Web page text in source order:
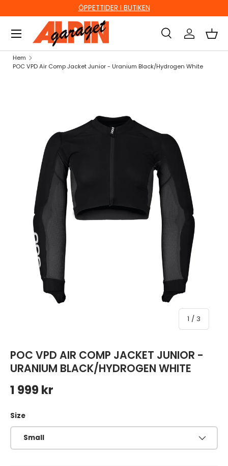
HOPPA TILL INNEHÅLL
ÖPPETTIDER I BUTIKEN
Sök
Sök
Sök Logga inKorg
Hem
POC VPD Air Comp Jacket Junior - Uranium Black/Hydrogen White
1 / av
3
POC VPD AIR COMP JACKET JUNIOR -
URANIUM BLACK/HYDROGEN WHITE
Ordinarie pris
1 999 kr
Size
Small